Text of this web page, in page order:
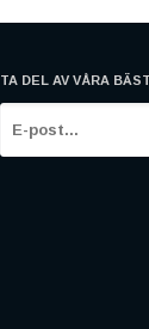
TA DEL AV VÅRA